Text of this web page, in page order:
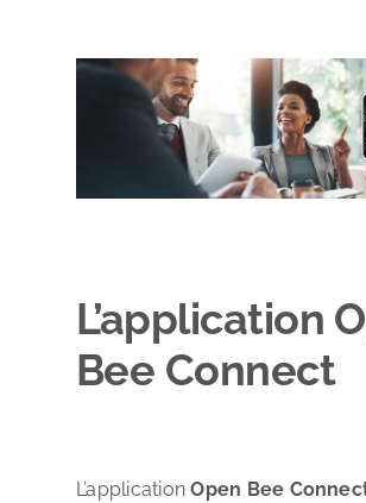
L’application
Bee Connect
L’applicationOpen Bee